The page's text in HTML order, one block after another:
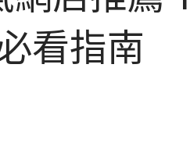
看指南